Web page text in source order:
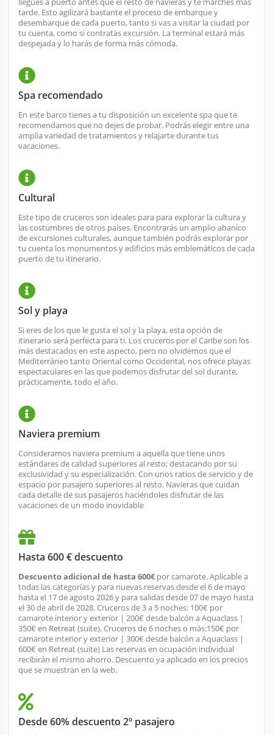
tarde. Esto agilizará bastante el proceso de embarque y
desembarque de cada puerto, tanto si vas a visitar la ciudad por
tu cuenta, como si contratas excursión. La terminal estará más
despejada y lo harás de forma más cómoda.
Spa recomendado
En este barco tienes a tu disposición un excelente spa que te
recomendamos que no dejes de probar. Podrás elegir entre una
amplia variedad de tratamientos y relajarte durante tus
vacaciones.
Cultural
Este tipo de cruceros son ideales para para explorar la cultura y
las costumbres de otros países. Encontrarás un amplio abanico
de excursiones culturales, aunque también podrás explorar por
tu cuenta los monumentos y edificios más emblemáticos de cada
puerto de tu itinerario.
Sol y playa
Si eres de los que le gusta el sol y la playa, esta opción de
itinerario será perfecta para ti. Los cruceros por el Caribe son los
más destacados en este aspecto, pero no olvidemos que el
Mediterráneo tanto Oriental como Occidental, nos ofrece playas
espectaculares en las que podemos disfrutar del sol durante,
prácticamente, todo el año.
Naviera premium
Consideramos naviera premium a aquella que tiene unos
estándares de calidad superiores al resto; destacando por su
exclusividad y su especialización. Con unos ratios de servicio y de
espacio por pasajero superiores al resto. Navieras que cuidan
cada detalle de sus pasajeros haciéndoles disfrutar de las
vacaciones de un modo inovidable
Hasta 600 € descuento
Descuento adicional de hasta 600€ por camarote. Aplicable a
todas las categorías y para nuevas reservas desde el 6 de mayo
hasta el 17 de agosto 2026 y para salidas desde 07 de mayo hasta
el 30 de abril de 2028. Cruceros de 3 a 5 noches: 100€ por
camarote interior y exterior | 200€ desde balcón a Aquaclass |
350€ en Retreat (suite). Cruceros de 6 noches o más:150€ por
camarote interior y exterior | 300€ desde balcón a Aquaclass |
600€ en Retreat (suite) Las reservas en ocupación individual
recibirán el mismo ahorro. Descuento ya aplicado en los precios
que se muestran en la web.
Desde 60% descuento 2º pasajero